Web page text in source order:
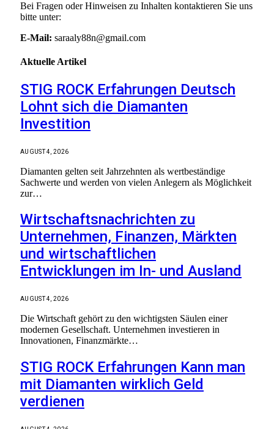
Bei Fragen oder Hinweisen zu Inhalten kontaktieren Sie uns
bitte unter:
E-Mail: saraaly88n@gmail.com
Aktuelle Artikel
STIG ROCK Erfahrungen Deutsch
Lohnt sich die Diamanten
Investition
AUGUST 4, 2026
Diamanten gelten seit Jahrzehnten als wertbeständige
Sachwerte und werden von vielen Anlegern als Möglichkeit
zur…
Wirtschaftsnachrichten zu
Unternehmen, Finanzen, Märkten
und wirtschaftlichen
Entwicklungen im In- und Ausland
AUGUST 4, 2026
Die Wirtschaft gehört zu den wichtigsten Säulen einer
modernen Gesellschaft. Unternehmen investieren in
Innovationen, Finanzmärkte…
STIG ROCK Erfahrungen Kann man
mit Diamanten wirklich Geld
verdienen